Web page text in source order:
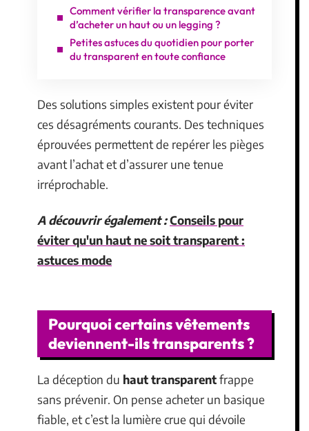
Comment vérifier la transparence avant
d’acheter un haut ou un legging ?
Petites astuces du quotidien pour porter
du transparent en toute confiance
Des solutions simples existent pour éviter
ces désagréments courants. Des techniques
éprouvées permettent de repérer les pièges
avant l’achat et d’assurer une tenue
irréprochable.
A découvrir également :Conseils pour
éviter qu'un haut ne soit transparent :
astuces mode
Pourquoi certains vêtements
deviennent-ils transparents ?
La déception du haut transparentfrappe
sans prévenir. On pense acheter un basique
fiable, et c’est la lumière crue qui dévoile